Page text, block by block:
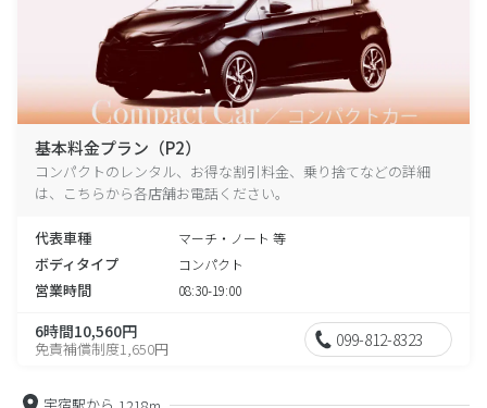
基本料金プラン（P2）
コンパクトのレンタル、お得な割引料金、乗り捨てなどの詳細
は、こちらから各店舗お電話ください。
代表車種 マーチ・ノート 等
ボディタイプ コンパクト
営業時間 08:30-19:00
6時間10,560円
免責補償制度1,650円 099-812-8323